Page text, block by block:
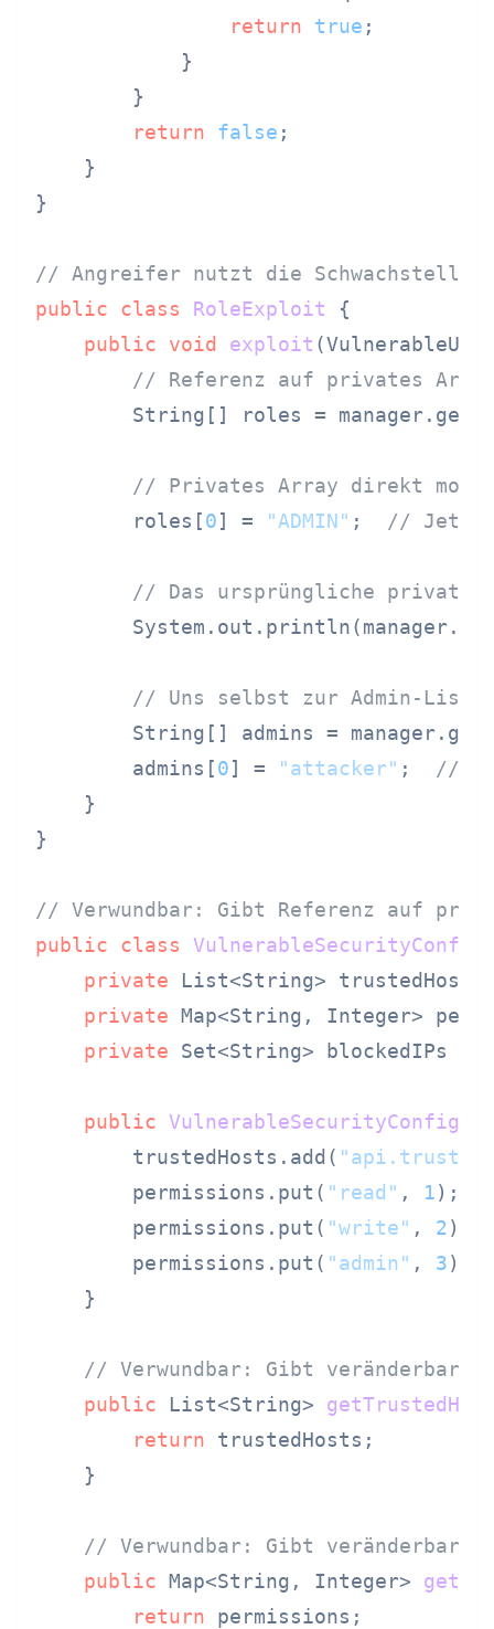
return
true ;
            }
        }
return
false ;
    }
}
// Angreifer nutzt die Schwachstelle
public
class RoleExploit {
public
void exploit
// Referenz auf privates
String[] roles =
// Privates Array direkt
        roles[
0] = "ADMIN" ; // Jetzt
// Das ursprüngliche private
// Uns selbst zur Admin-Liste
String[] admins =
        admins[
0] = "attacker" ; //
    }
}
// Verwundbar: Gibt Referenz auf
public
class VulnerableSecurityConfig
private List<String>
private Map<String, Integer>
private Set<String> blockedIPs =
public VulnerableSecurityConfig
        trustedHosts.add(
        permissions.put(
"read" , 1);
        permissions.put(
"write" , 2);
        permissions.put(
"admin" , 3);
    }
// Verwundbar: Gibt veränderbare
public List<String>
return trustedHosts;
    }
// Verwundbar: Gibt veränderbare
public Map<String, Integer>
return permissions;